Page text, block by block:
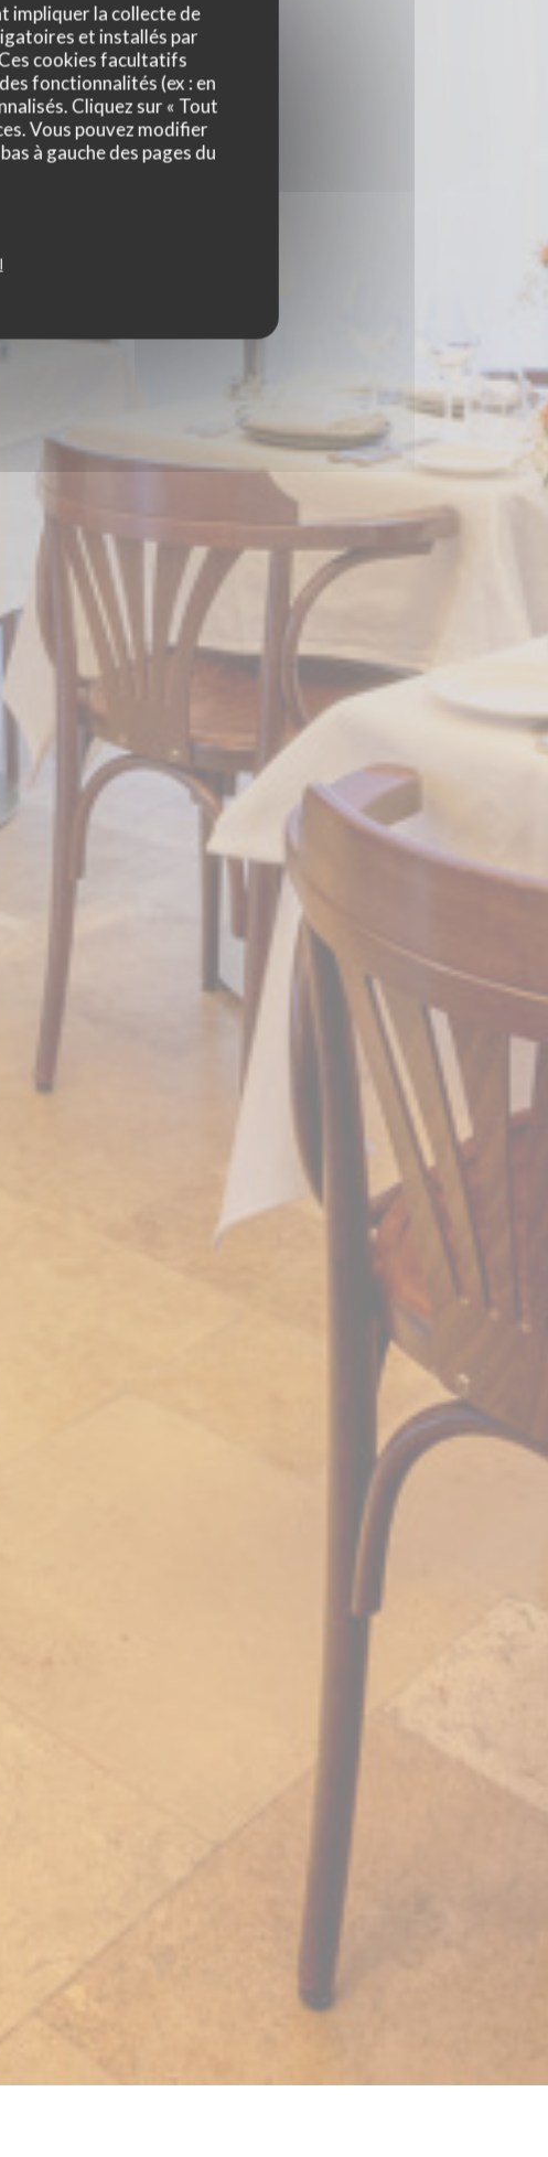
impliquer la collecte de
et installés par
cookies facultatifs
fonctionnalités (ex : en
Cliquez sur « Tout
Vous pouvez modifier
à gauche des pages du